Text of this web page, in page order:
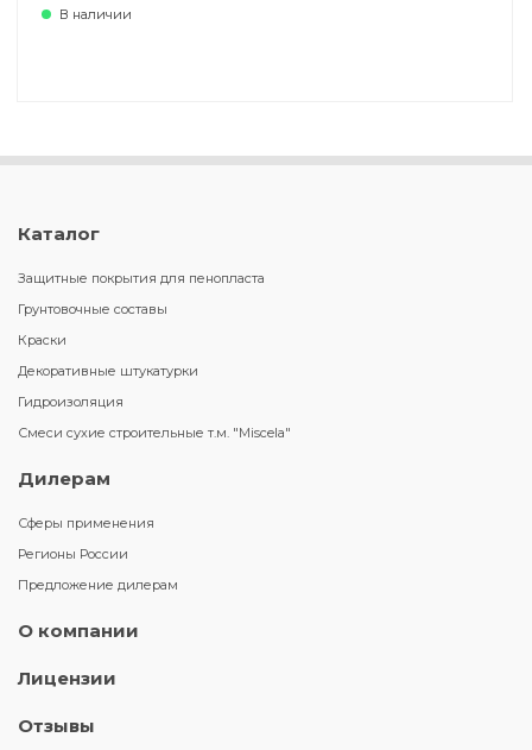
В наличии
Каталог
Защитные покрытия для пенопласта
Грунтовочные составы
Краски
Декоративные штукатурки
Гидроизоляция
Смеси сухие строительные т.м. "Miscela"
Дилерам
Сферы применения
Регионы России
Предложение дилерам
О компании
Лицензии
Отзывы